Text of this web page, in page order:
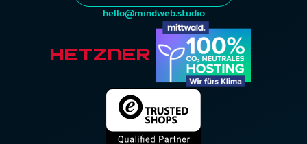
hello@mindweb.studio